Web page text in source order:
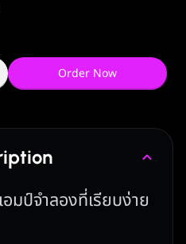
Order Now
มป์จำลองที่เรียบง่าย